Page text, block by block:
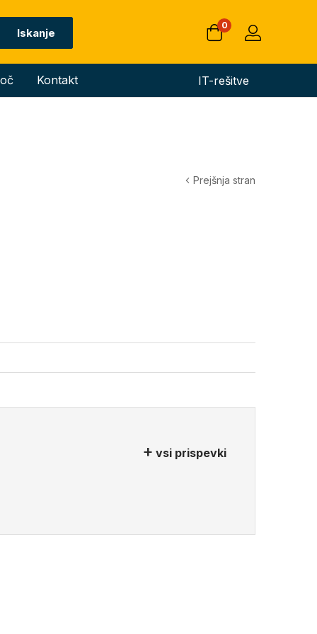
Iskanje
0
Kontakt IT-rešitve
Prejšnja stran
vsi prispevki